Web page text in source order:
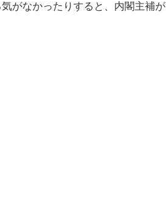
がなかったりすると、内閣主補が